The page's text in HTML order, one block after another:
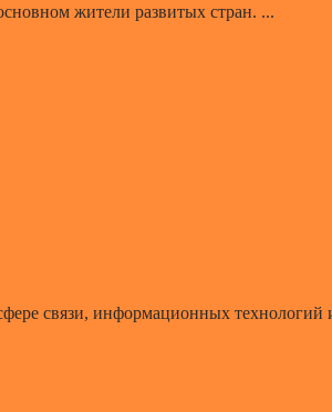
жители развитых стран. ...
связи, информационных